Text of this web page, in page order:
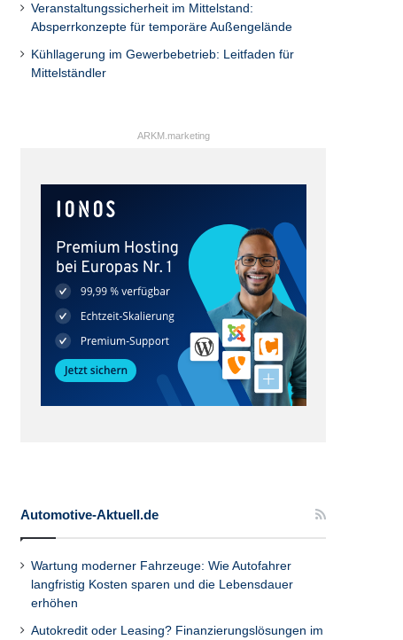
Veranstaltungssicherheit im Mittelstand:
Absperrkonzepte für temporäre Außengelände
Kühllagerung im Gewerbebetrieb: Leitfaden für
Mittelständler
ARKM.marketing
Automotive-Aktuell.de
Wartung moderner Fahrzeuge: Wie Autofahrer
langfristig Kosten sparen und die Lebensdauer
erhöhen
Autokredit oder Leasing? Finanzierungslösungen im